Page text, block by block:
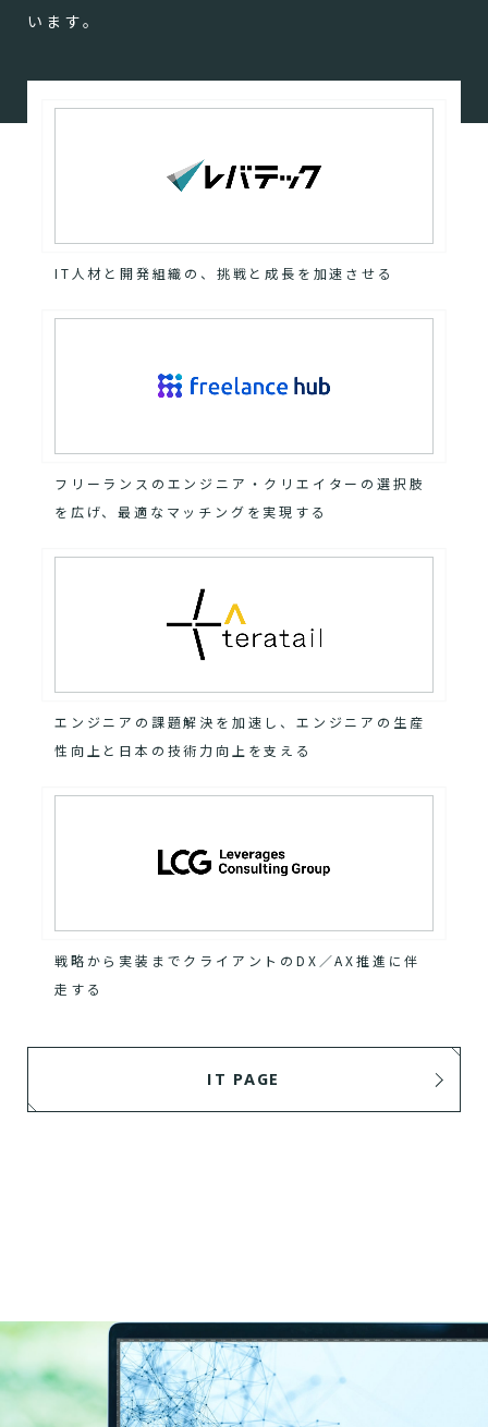
います。
IT人材と開発組織の、挑戦と成長を加速させる
フリーランスのエンジニア・クリエイターの選択肢
を広げ、最適なマッチングを実現する
エンジニアの課題解決を加速し、エンジニアの生産
性向上と日本の技術力向上を支える
戦略から実装までクライアントのDX／AX推進に伴
走する
IT PAGE